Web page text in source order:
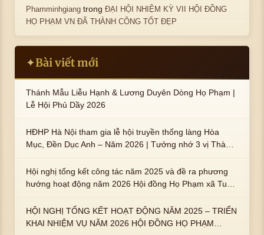
Phamminhgiang trongĐẠI HỘI NHIỆM KỲ VII HỘI ĐỒNG
HỌ PHẠM VN ĐÃ THÀNH CÔNG TỐT ĐẸP
✦Bài viết mới
Thánh Mẫu Liễu Hạnh & Lương Duyên Dòng Họ Phạm |
Lễ Hội Phủ Dầy 2026
HĐHP Hà Nội tham gia lễ hội truyền thống làng Hòa
Mục, Đền Dục Anh – Năm 2026 | Tưởng nhớ 3 vị Thành
trai : ngài Phạm Huy, Phạm Miện
Hội nghị tổng kết công tác năm 2025 và đề ra phương
hướng hoạt động năm 2026 Hội đồng Họ Phạm xã Tuy
HỘI NGHỊ TỔNG KẾT HOẠT ĐỘNG NĂM 2025 – TRIỂN
KHAI NHIỆM VỤ NĂM 2026 HỘI ĐỒNG HỌ PHẠM